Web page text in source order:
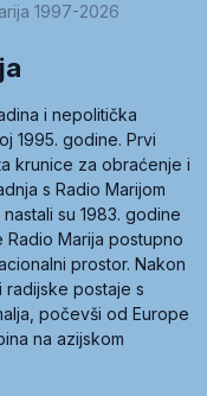
1997-2026
i nepolitička
1995. godine. Prvi
krunice za obraćenje i
s Radio Marijom
su 1983. godine
Radio Marija postupno
prostor. Nakon
radijske postaje s
počevši od Europe
na azijskom